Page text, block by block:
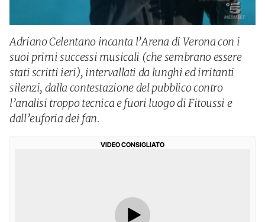
Adriano Celentano incanta l’Arena di Verona con i
suoi primi successi musicali (che sembrano essere
stati scritti ieri), intervallati da lunghi ed irritanti
silenzi, dalla contestazione del pubblico contro
l’analisi troppo tecnica e fuori luogo di Fitoussi e
dall’euforia dei fan.
VIDEO CONSIGLIATO